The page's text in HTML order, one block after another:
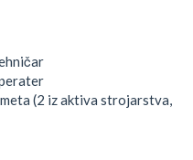
(2 iz aktiva strojarstva,